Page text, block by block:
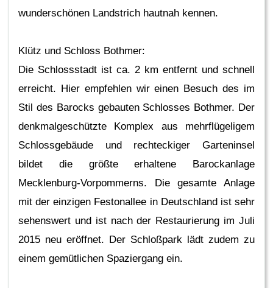
wunderschönen Landstrich hautnah kennen.
Klütz und Schloss Bothmer:
Die Schlossstadt ist ca. 2 km entfernt und schnell
erreicht. Hier empfehlen wir einen Besuch des im
Stil des Barocks gebauten Schlosses Bothmer. Der
denkmalgeschützte Komplex aus mehrflügeligem
Schlossgebäude und rechteckiger Garteninsel
bildet die größte erhaltene Barockanlage
Mecklenburg-Vorpommerns. Die gesamte Anlage
mit der einzigen Festonallee in Deutschland ist sehr
sehenswert und ist nach der Restaurierung im Juli
2015 neu eröffnet. Der Schloßpark lädt zudem zu
einem gemütlichen Spaziergang ein.